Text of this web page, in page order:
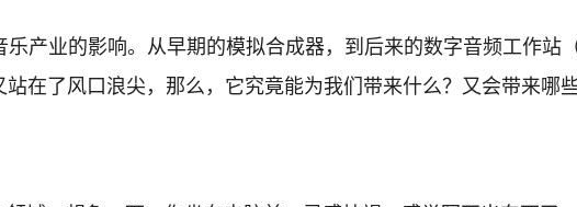
产业的影响。从早期的模拟合成器，到后来的数字音频工作站
在了风口浪尖，那么，它究竟能为我们带来什么？又会带来哪些